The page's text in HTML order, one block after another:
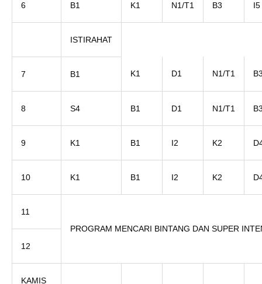
6 B1 K1 N1/T1 B3 I5
ISTIRAHAT
7 B1 K1 D1 N1/T1
8 S4 B1 D1 N1/T1
9 K1 B1 I2 K2
10 K1 B1 I2 K2
11
PROGRAM MENCARI BINTANG DAN SUPER
12
KAMIS